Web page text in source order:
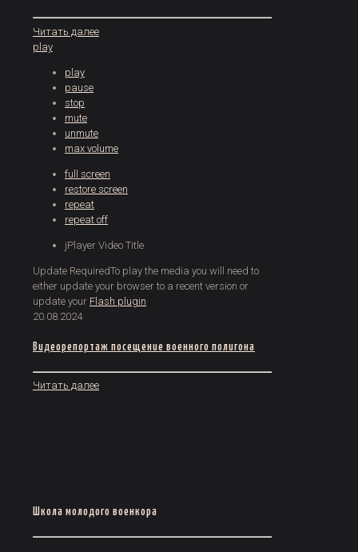
Читать далее
play
play
pause
stop
mute
unmute
max volume
full screen
restore screen
repeat
repeat off
jPlayer Video Title
Update RequiredTo play the media you will need to
either update your browser to a recent version or
update your Flash plugin
20.08.2024
Видеорепортаж посещение военного полигона
Читать далее
Школа молодого военкора